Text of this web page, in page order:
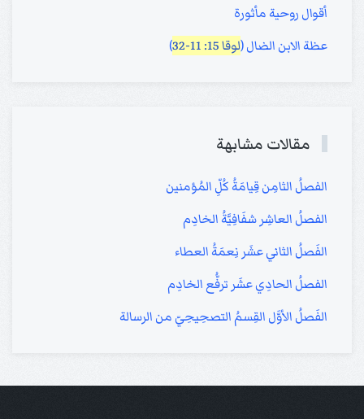
أقوال روحية مأثورة
عظة الابن الضال (لوقا 15: 11-32 )
مقالات مشابهة
الفصلُ الثامِن قِيامَةُ كُلِّ المُؤمنين
الفصلُ العاشِر شفَافِيَّةُ الخادِم
الفَصلُ الثاني عشَر نِعمَةُ العطاء
الفصلُ الحادِي عشَر ترفُّع الخادِم
الفَصلُ الأوَّل القِسمُ التصحِيحِيّ من الرسالة